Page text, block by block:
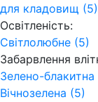
для кладовищ (5)
Освітленість:
Світлолюбне (5)
Забарвлення
Зелено-блакитна
Вічнозелена (5)